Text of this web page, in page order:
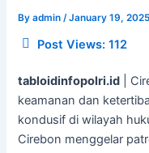
Byadmin /January 19, 2025
Post Views: 112
tabloidinfopolri.id |
keamanan dan
kondusif di wilayah
Cirebon menggelar